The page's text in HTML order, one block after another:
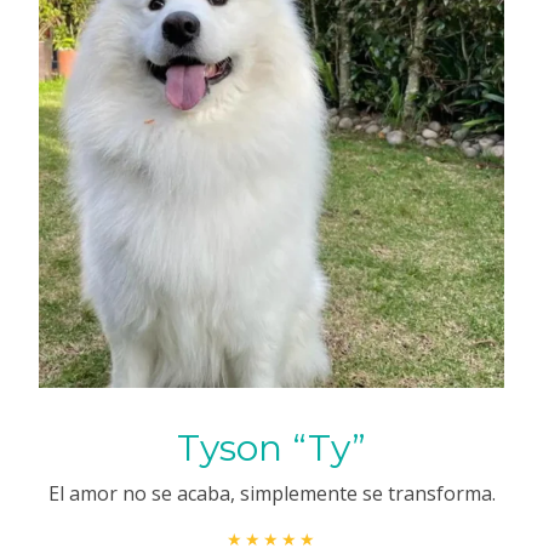
Tyson “Ty”
El amor no se acaba, simplemente se transforma.
★★★★★